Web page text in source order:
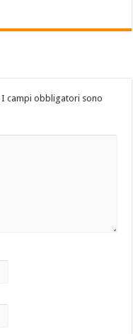
I campi obbligatori sono